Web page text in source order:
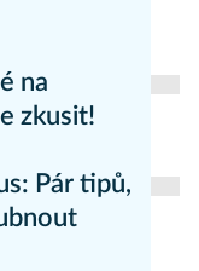
na
zkusit!
Pár tipů,